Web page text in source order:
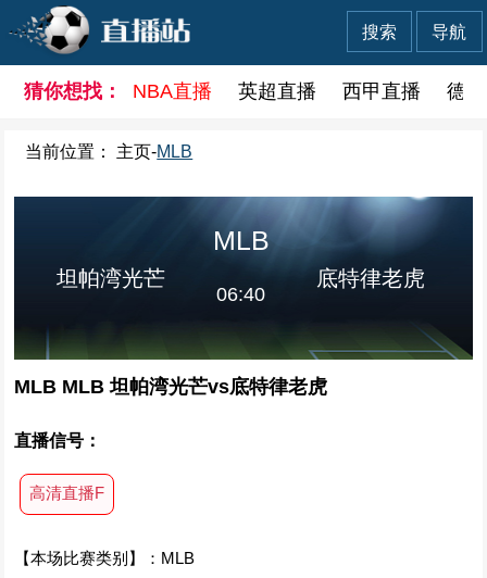
导航
搜索
猜你想找： NBA直播 英超直播 西甲直播 德
当前位置： 主页-MLB
坦帕湾光芒
MLB
06:40
底特律老虎
MLB MLB 坦帕湾光芒vs底特律老虎
直播信号：
高清直播F
【本场比赛类别】：MLB